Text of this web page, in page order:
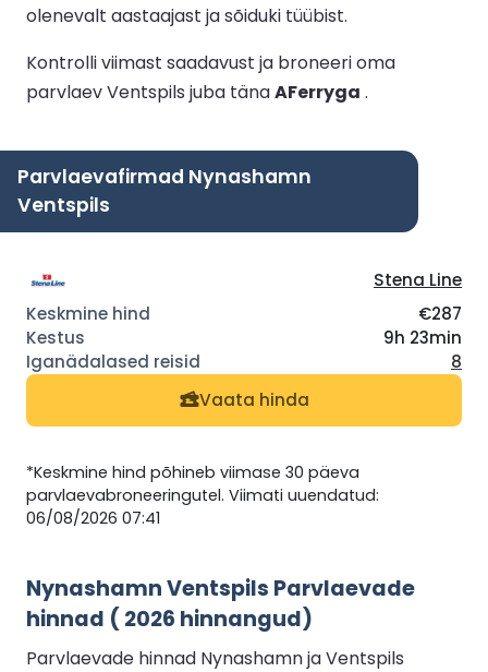
olenevalt aastaajast ja sõiduki tüübist.
Kontrolli viimast saadavust ja broneeri oma
parvlaev Ventspils juba tänaAFerryga .
Parvlaevafirmad Nynashamn
Ventspils
Stena Line
€287
9h 23min
8
Vaata hinda
*Keskmine hind põhineb viimase 30 päeva
parvlaevabroneeringutel. Viimati uuendatud:
06/08/2026 07:41
Nynashamn Ventspils Parvlaevade
hinnad ( 2026 hinnangud)
Parvlaevade hinnad Nynashamn ja Ventspils